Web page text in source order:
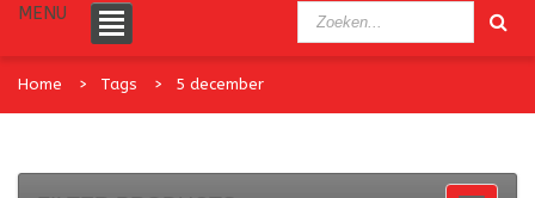
MENU
Home Tags 5 december